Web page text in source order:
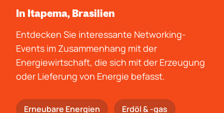
In Itapema, Brasilien
Entdecken Sie interessante Networking-
Events im Zusammenhang mit der
Energiewirtschaft, die sich mit der Erzeugung
oder Lieferung von Energie befasst.
Erneubare Energien Erdöl & -gas